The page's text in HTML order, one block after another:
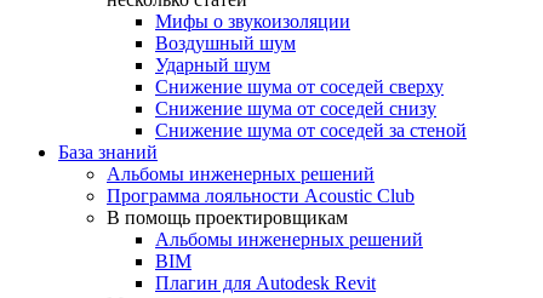
Мифы о звукоизоляции
Воздушный шум
Ударный шум
Снижение шума от соседей сверху
Снижение шума от соседей снизу
Снижение шума от соседей за стеной
База знаний
Альбомы инженерных решений
Программа лояльности Acoustic Club
В помощь проектировщикам
Альбомы инженерных решений
BIM
Плагин для Autodesk Revit